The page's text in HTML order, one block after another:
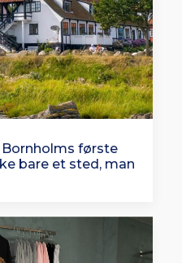
første
bare et sted, man